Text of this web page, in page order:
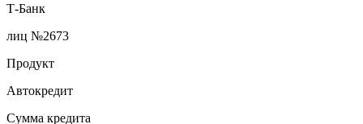
Т-Банк
лиц №2673
Продукт
Автокредит
Сумма кредита